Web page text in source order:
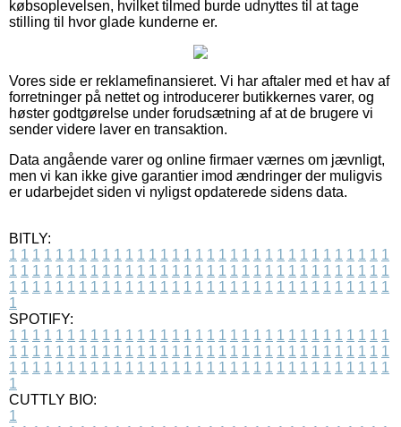
købsoplevelsen, hvilket tilmed burde udnyttes til at tage
stilling til hvor glade kunderne er.
Vores side er reklamefinansieret. Vi har aftaler med et hav af
forretninger på nettet og introducerer butikkernes varer, og
høster godtgørelse under forudsætning af at de brugere vi
sender videre laver en transaktion.
Data angående varer og online firmaer værnes om jævnligt,
men vi kan ikke give garantier imod ændringer der muligvis
er udarbejdet siden vi nyligst opdaterede sidens data.
BITLY:
1 1 1 1 1 1 1 1 1 1 1 1 1 1 1 1 1 1 1 1 1 1 1 1 1 1 1 1 1 1 1 1 1
1 1 1 1 1 1 1 1 1 1 1 1 1 1 1 1 1 1 1 1 1 1 1 1 1 1 1 1 1 1 1 1 1
1 1 1 1 1 1 1 1 1 1 1 1 1 1 1 1 1 1 1 1 1 1 1 1 1 1 1 1 1 1 1 1 1
1
SPOTIFY:
1 1 1 1 1 1 1 1 1 1 1 1 1 1 1 1 1 1 1 1 1 1 1 1 1 1 1 1 1 1 1 1 1
1 1 1 1 1 1 1 1 1 1 1 1 1 1 1 1 1 1 1 1 1 1 1 1 1 1 1 1 1 1 1 1 1
1 1 1 1 1 1 1 1 1 1 1 1 1 1 1 1 1 1 1 1 1 1 1 1 1 1 1 1 1 1 1 1 1
1
CUTTLY BIO:
1